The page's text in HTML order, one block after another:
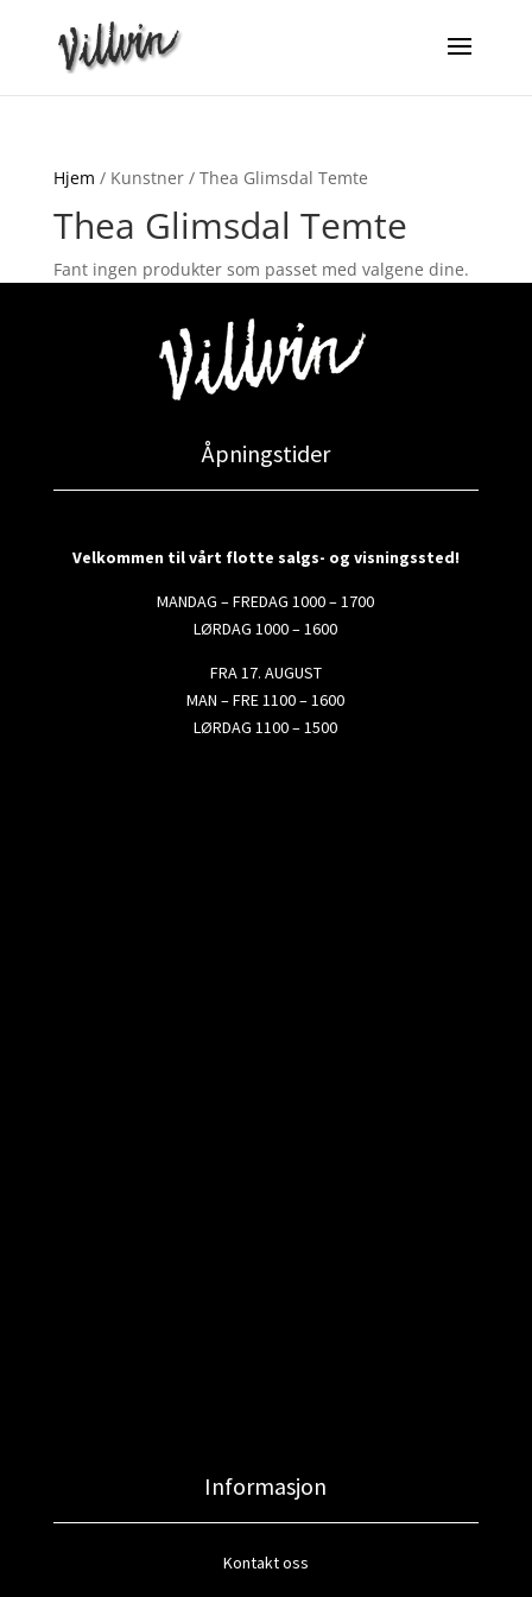
Hjem / Kunstner / Thea Glimsdal Temte
Thea Glimsdal Temte
Fant ingen produkter som passet med valgene dine.
Åpningstider
Velkommen til vårt flotte salgs- og visningssted!
MANDAG – FREDAG 1000 – 1700
LØRDAG 1000 – 1600
FRA 17. AUGUST
MAN – FRE 1100 – 1600
LØRDAG 1100 – 1500
Informasjon
Kontakt oss